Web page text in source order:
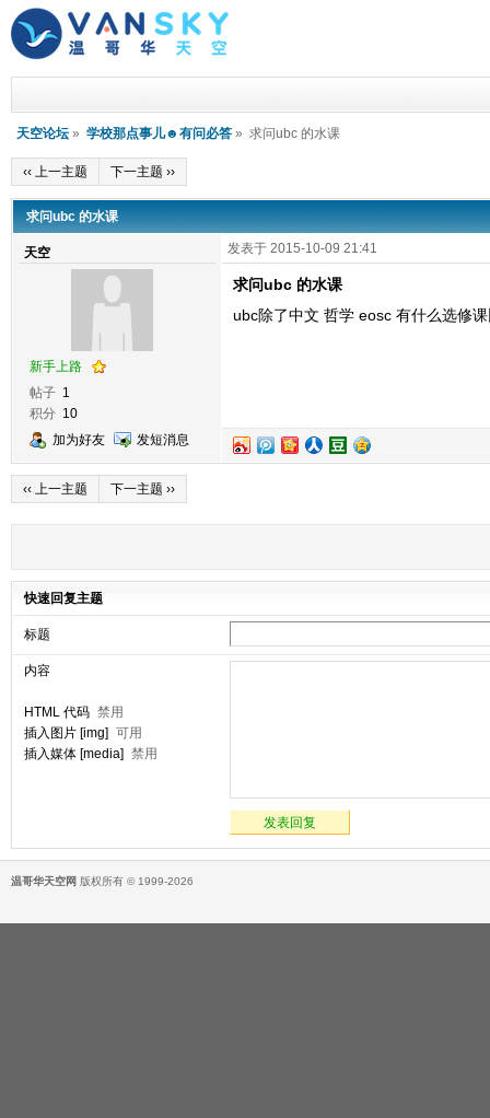
天空论坛 » 学校那点事儿☻有问必答 » 求问ubc 的水课
‹‹ 上一主题 下一主题 ››
求问ubc 的水课
天空
新手上路
帖子 1
积分 10
加为好友
发短消息
发表于 2015-10-09 21:41
求问ubc 的水课
ubc除了中文 哲学 eosc 有什么选修
‹‹ 上一主题 下一主题 ››
快速回复主题
标题
内容
HTML 代码 禁用
插入图片 [img] 可用
插入媒体 [media] 禁用
发表回复
温哥华天空网 版权所有 © 1999-2026